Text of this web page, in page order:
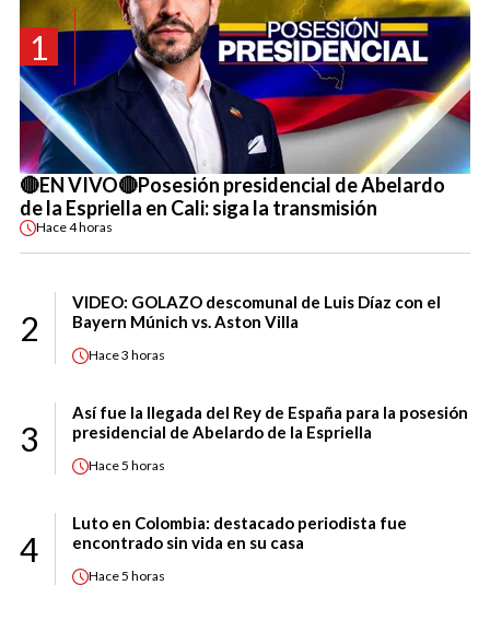
1
🔴EN VIVO🔴Posesión presidencial de Abelardo
de la Espriella en Cali: siga la transmisión
Hace4 horas
2
VIDEO: GOLAZO descomunal de Luis Díaz con el
Bayern Múnich vs. Aston Villa
Hace3 horas
3
Así fue la llegada del Rey de España para la posesión
presidencial de Abelardo de la Espriella
Hace5 horas
4
Luto en Colombia: destacado periodista fue
encontrado sin vida en su casa
Hace5 horas